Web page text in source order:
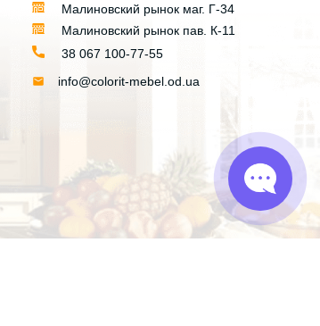
Малиновский рынок маг. Г-34
Малиновский рынок пав. К-11
38 067 100-77-55
info@colorit-mebel.od.ua